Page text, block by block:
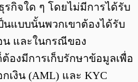
กิจใด ๆ โดยไม่มีการได้รับ
แบบนั้นพวกเขาต้องได้รับ
และในกรณีของ
องมีการเก็บรักษาข้อมูลเพื่อ
เงิน (AML) และ KYC